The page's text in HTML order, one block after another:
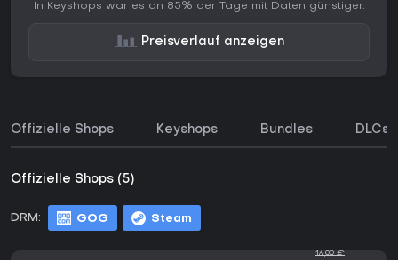
In Keyshops war es an 85% der Tage mit Daten günstiger.
Preisverlauf anzeigen
Offizielle Shops Keyshops Bundles DLCs
Offizielle Shops (5)
DRM: GOG Steam
16,99 €